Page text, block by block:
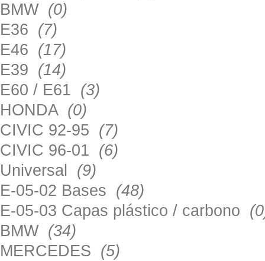
BMW (0)
E36 (7)
E46 (17)
E39 (14)
E60 / E61 (3)
HONDA (0)
CIVIC 92-95 (7)
CIVIC 96-01 (6)
Universal (9)
E-05-02 Bases (48)
E-05-03 Capas plástico / carbono
BMW (34)
MERCEDES (5)